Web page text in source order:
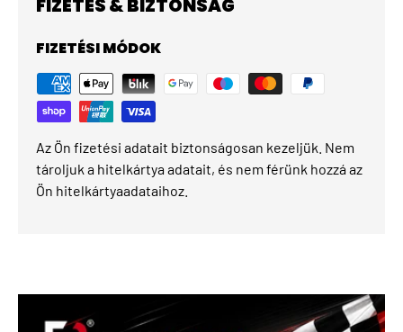
FIZETÉS & BIZTONSÁG
FIZETÉSI MÓDOK
Az Ön fizetési adatait biztonságosan kezeljük. Nem
tároljuk a hitelkártya adatait, és nem férünk hozzá az
Ön hitelkártyaadataihoz.